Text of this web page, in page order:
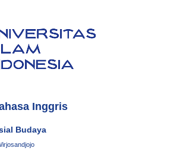
Inggris
Budaya